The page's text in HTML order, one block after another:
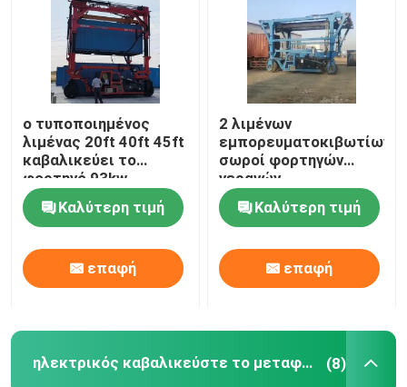
ο τυποποιημένος
λιμένας 20ft 40ft 45ft
καβαλικεύει το
φορτηγό 93kw
μεταφορέων με τη
μηχανή της Cummins
Καλύτερη τιμή
επαφή
2 λιμένων
εμπορευματοκιβωτίων
σωροί φορτηγών
γερανών,
τυποποιημένος
ανυψωτικός
εξοπλισμός
εμπορευματοκιβωτίων
Καλύτερη τιμή
επαφή
ηλεκτρικός καβαλικεύστε το μεταφορέα (8)